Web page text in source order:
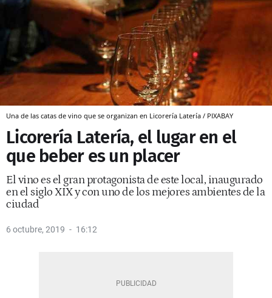
Una de las catas de vino que se organizan en Licorería Latería / PIXABAY
Licorería Latería, el lugar en el
que beber es un placer
El vino es el gran protagonista de este local, inaugurado
en el siglo XIX y con uno de los mejores ambientes de la
ciudad
6 octubre, 2019 16:12